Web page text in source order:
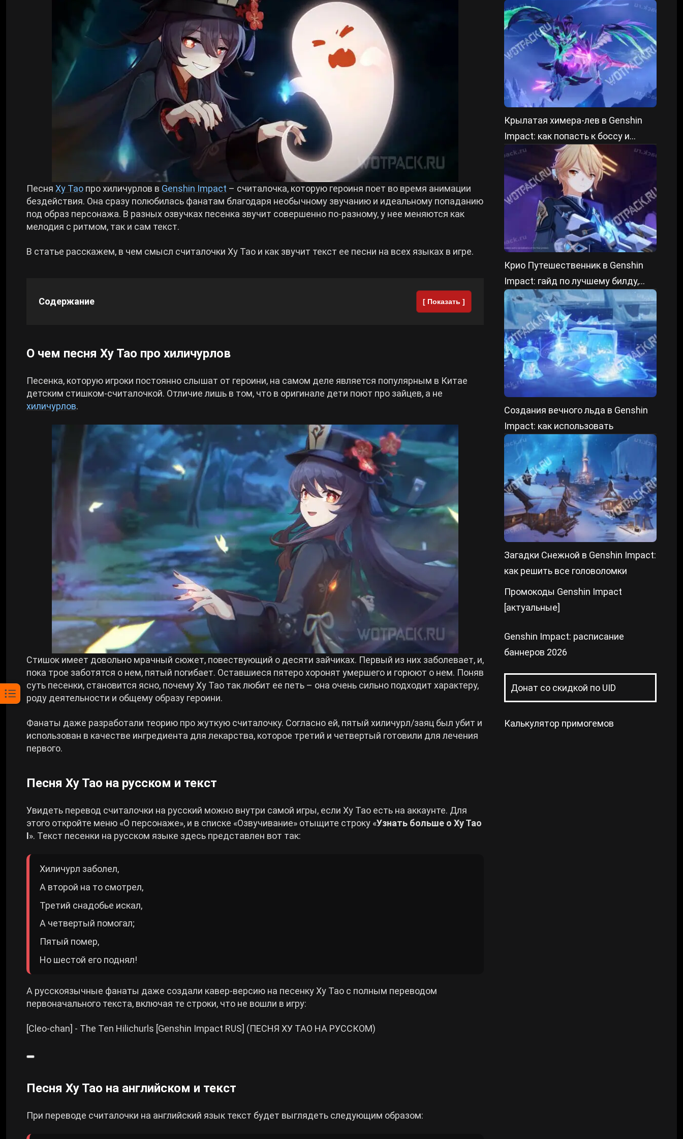
Zenless Zone Zero
Kingdom Come: Deliverance 2
Roblox
Hogwarts Legacy
Cyberpunk 2077
Билды Arknights: Endfield
Билды Cyberpunk 2077
Песня Ху Тао про хиличурлов в Genshin Impact – считалочка, которую героиня поет во время анимации
бездействия. Она сразу полюбилась фанатам благодаря необычному звучанию и идеальному попаданию
под образ персонажа. В разных озвучках песенка звучит совершенно по-разному, у нее меняются как
мелодия с ритмом, так и сам текст.
В статье расскажем, в чем смысл считалочки Ху Тао и как звучит текст ее песни на всех языках в игре.
Содержание [ Показать ]
О чем песня Ху Тао про хиличурлов
Песенка, которую игроки постоянно слышат от героини, на самом деле является популярным в Китае
детским стишком-считалочкой. Отличие лишь в том, что в оригинале дети поют про зайцев, а не
хиличурлов.
Стишок имеет довольно мрачный сюжет, повествующий о десяти зайчиках. Первый из них заболевает, и,
пока трое заботятся о нем, пятый погибает. Оставшиеся пятеро хоронят умершего и горюют о нем. Поняв
суть песенки, становится ясно, почему Ху Тао так любит ее петь – она очень сильно подходит характеру,
роду деятельности и общему образу героини.
Фанаты даже разработали теорию про жуткую считалочку. Согласно ей, пятый хиличурл/заяц был убит и
использован в качестве ингредиента для лекарства, которое третий и четвертый готовили для лечения
первого.
Песня Ху Тао на русском и текст
Увидеть перевод считалочки на русский можно внутри самой игры, если Ху Тао есть на аккаунте. Для
этого откройте меню «О персонаже», и в списке «Озвучивание» отыщите строку «Узнать больше о Ху Тао
I». Текст песенки на русском языке здесь представлен вот так:
Хиличурл заболел,
А второй на то смотрел,
Третий снадобье искал,
А четвертый помогал;
Пятый помер,
Но шестой его поднял!
А русскоязычные фанаты даже создали кавер-версию на песенку Ху Тао с полным переводом
первоначального текста, включая те строки, что не вошли в игру:
[Cleo-chan] - The Ten Hilichurls [Genshin Impact RUS] (ПЕСНЯ ХУ ТАО НА РУССКОМ)
Песня Ху Тао на английском и текст
При переводе считалочки на английский язык текст будет выглядеть следующим образом:
победить
Крылатая химера-лев в Genshin
Impact: как попасть к боссу и
победить
Крио Путешественник в Genshin
Impact: гайд по лучшему билду,
артефактам и отрядам
Создания вечного льда в Genshin
Impact: как использовать
Загадки Снежной в Genshin Impact:
как решить все головоломки
Промокоды Genshin Impact
[актуальные]
Genshin Impact: расписание
баннеров 2026
Донат со скидкой по UID
Калькулятор примогемов